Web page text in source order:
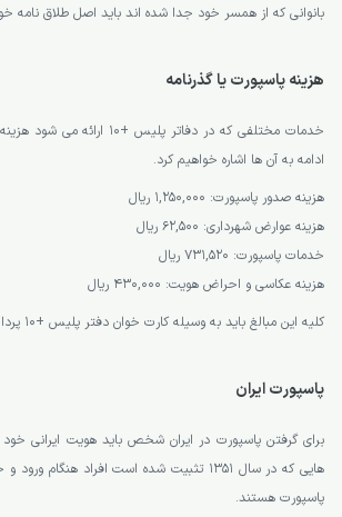
بانوانی که از همسر خود جدا شده اند باید اصل طلاق نامه
هزینه پاسپورت یا گذرنامه
خدمات مختلفی که در دفاتر پلیس
ادامه به آن ها اشاره خواهیم کرد.
هزینه صدور پاسپورت: 1,250,000 ریال
هزینه عوارض شهرداری: 62,500 ریال
خدمات پاسپورت: 731,520 ریال
هزینه عکاسی و احراض هویت: 430,000 ریال
کلیه این مبالغ باید به وسیله کارت خوان دفتر پلیس +10 پرداخت شود.
پاسپورت ایران
برای گرفتن پاسپورت در ایران شخص باید هویت ایرانی
هایی که در سال 1351 تثبیت شده است افراد هنگام
پاسپورت هستند.